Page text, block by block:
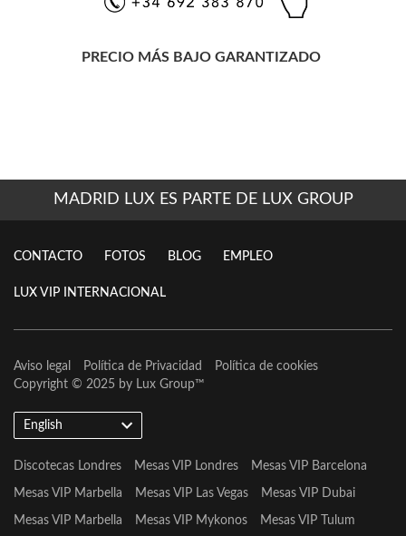
PRECIO MÁS BAJO GARANTIZADO
MADRID LUX ES PARTE DE LUX GROUP
CONTACTO FOTOS BLOG EMPLEO
LUX VIP INTERNACIONAL
Aviso legal Política de Privacidad
Política de cookies
Copyright © 2025 by Lux Group™
English
Discotecas Londres Mesas VIP Londres Mesas VIP Barcelona
Mesas VIP Marbella Mesas VIP Las Vegas Mesas VIP Dubai
Mesas VIP Marbella Mesas VIP Mykonos Mesas VIP Tulum